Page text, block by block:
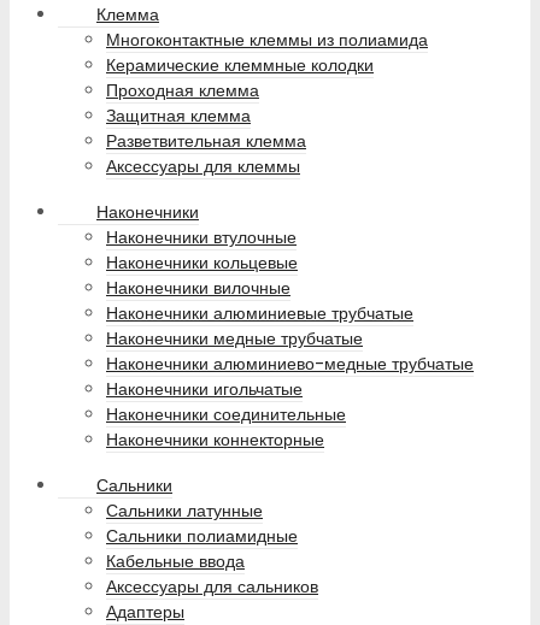
Клемма
Многоконтактные клеммы из полиамида
Керамические клеммные колодки
Проходная клемма
Защитная клемма
Разветвительная клемма
Аксессуары для клеммы
Наконечники
Наконечники втулочные
Наконечники кольцевые
Наконечники вилочные
Наконечники алюминиевые трубчатые
Наконечники медные трубчатые
Наконечники алюминиево-медные трубчатые
Наконечники игольчатые
Наконечники соединительные
Наконечники коннекторные
Сальники
Сальники латунные
Сальники полиамидные
Кабельные ввода
Аксессуары для сальников
Адаптеры